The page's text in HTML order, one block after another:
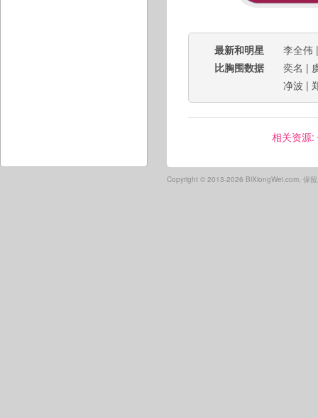
最新和明星
比胸围数据
李全伟
奕名 |
净波 |
相关资源:
Copyright © 2013-2026 BiXiongWei.com, 保